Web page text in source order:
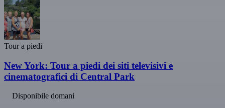
Tour a piedi
New York: Tour a piedi dei siti televisivi e
cinematografici di Central Park
Disponibile domani